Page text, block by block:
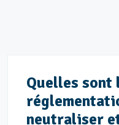
Quelles sont
neutraliser